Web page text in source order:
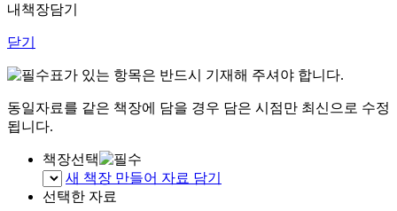
내책장담기
닫기
표가 있는 항목은 반드시 기재해 주셔야 합니다.
동일자료를 같은 책장에 담을 경우 담은 시점만 최신으로 수정
됩니다.
책장선택
새 책장 만들어 자료 담기
선택한 자료